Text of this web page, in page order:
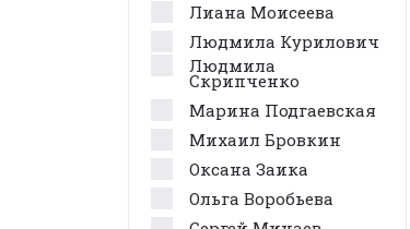
Лиана Моисеева
Людмила Курилович
Людмила
Скрипченко
Марина Подгаевская
Михаил Бровкин
Оксана Заика
Ольга Воробьева